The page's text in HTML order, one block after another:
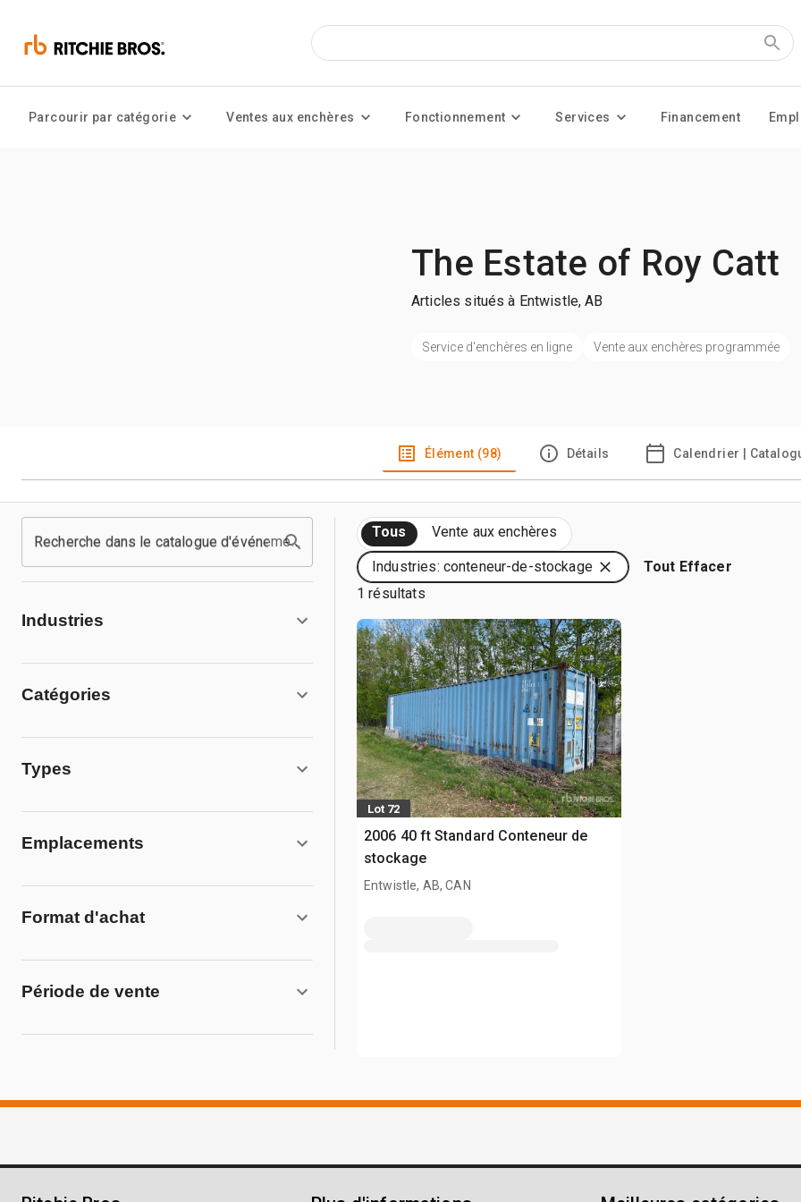
Parcourir par catégorie Ventes aux enchères Fonctionnement Services Financement
The Estate of Roy Catt
Articles situés à Entwistle, AB
Service d'enchères en ligne Vente aux enchères programmée
Élément (98) Détails Calendrier |
Recherche dans le catalogue d'événements
Industries
Catégories
Types
Emplacements
Format d'achat
Période de vente
Tous Vente aux enchères
Industries: conteneur-de-stockage
Tout Effacer
1 résultats
Lot 72
2006 40 ft Standard Conteneur de
stockage
Entwistle, AB, CAN